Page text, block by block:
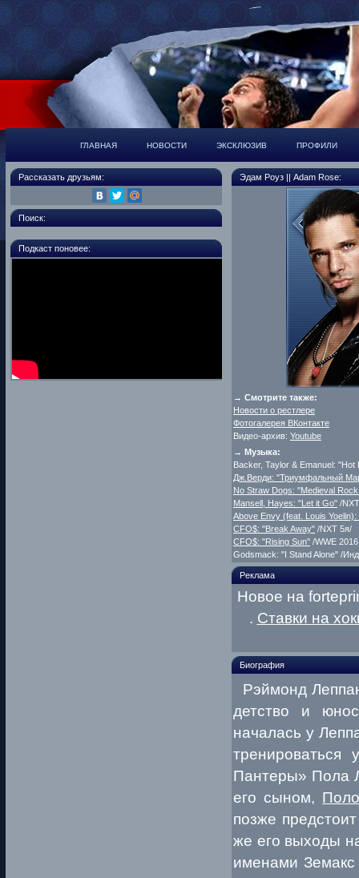
ГЛАВНАЯ НОВОСТИ ЭКСКЛЮЗИВ ПРОФИЛИ
Рассказать друзьям:
Поиск:
Подкаст поновее:
Эдам Роуз || Adam Rose:
→ Смотрите также:
Новости о рестлере
Фотогалерея ВКонтакте
Видео-архив: Youtube
→ Музыка:
Backer, Taylor & Emanuel:
Дж.Верди: "Триумфальный
No Straw Dogs: "Medieval
Mansell, Hayes: "Let it Go" /
Above Envy (feat. Louis
CFO$: "Break Away" /NXT 5я/
CFO$: "Rising Sun" /WWE
Godsmack: "I Stand Alone" /
Реклама
Новое на
. Ставки на
Биография
Рэймонд
детство и
началась у
тренироваться
Пантеры» Пола
его сыном,
позже
же его выходы
именами